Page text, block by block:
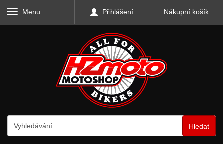
Menu Přihlášení Nákupní košík
Hledat